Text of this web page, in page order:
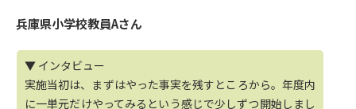
兵庫県小学校教員Aさん
▼ インタビュー
実施当初は、まずはやった事実を残すところから。年度内
に一単元だけやってみるという感じで少しずつ開始しまし